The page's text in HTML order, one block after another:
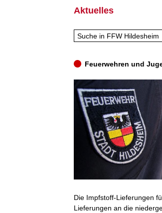
Aktuelles
Feuerwehren und
Die Impfstoff-Lieferungen
Lieferungen an die